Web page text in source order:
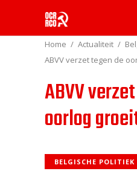
Home Actualiteit
ABVV verzet tegen de
ABVV
oorlog
BELGISCHE POLITIEK